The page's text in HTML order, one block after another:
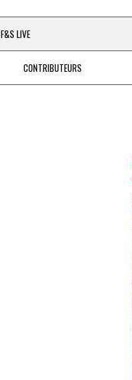
F&S LIVE
CONTRIBUTEURS